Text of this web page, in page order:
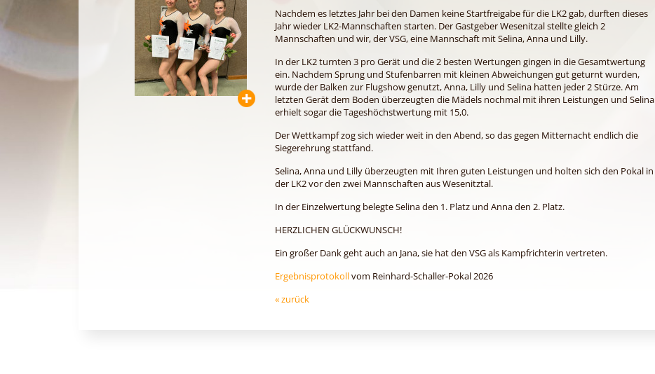
Nachdem es letztes Jahr bei den Damen keine Startfreigabe für die LK2 gab, durften dieses
Jahr wieder LK2-Mannschaften starten. Der Gastgeber Wesenitzal stellte gleich 2
Mannschaften und wir, der VSG, eine Mannschaft mit Selina, Anna und Lilly.
In der LK2 turnten 3 pro Gerät und die 2 besten Wertungen gingen in die Gesamtwertung
ein. Nachdem Sprung und Stufenbarren mit kleinen Abweichungen gut geturnt wurden,
wurde der Balken zur Flugshow genutzt, Anna, Lilly und Selina hatten jeder 2 Stürze. Am
letzten Gerät dem Boden überzeugten die Mädels nochmal mit ihren Leistungen und Selina
erhielt sogar die Tageshöchstwertung mit 15,0.
Der Wettkampf zog sich wieder weit in den Abend, so das gegen Mitternacht endlich die
Siegerehrung stattfand.
Selina, Anna und Lilly überzeugten mit Ihren guten Leistungen und holten sich den Pokal in
der LK2 vor den zwei Mannschaften aus Wesenitztal.
In der Einzelwertung belegte Selina den 1. Platz und Anna den 2. Platz.
HERZLICHEN GLÜCKWUNSCH!
Ein großer Dank geht auch an Jana, sie hat den VSG als Kampfrichterin vertreten.
Ergebnisprotokollvom Reinhard-Schaller-Pokal 2026
« zurück